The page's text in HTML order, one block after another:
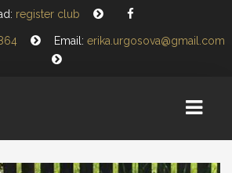
register club
Email: erika.urgosova@gmail.com